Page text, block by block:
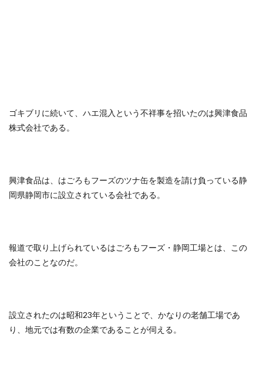
ゴキブリに続いて、ハエ混入という不祥事を招いたのは興津食品
株式会社である。
興津食品は、はごろもフーズのツナ缶を製造を請け負っている静
岡県静岡市に設立されている会社である。
報道で取り上げられているはごろもフーズ・静岡工場とは、この
会社のことなのだ。
設立されたのは昭和23年ということで、かなりの老舗工場であ
り、地元では有数の企業であることが伺える。